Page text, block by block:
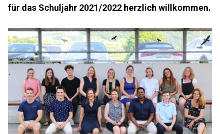
für das Schuljahr 2021/2022 herzlich willkommen.